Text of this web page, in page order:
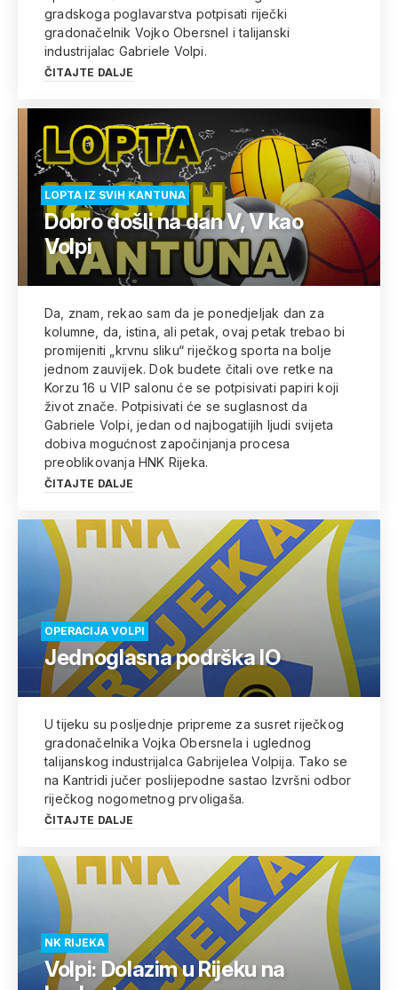
gradskoga poglavarstva potpisati riječki
gradonačelnik Vojko Obersnel i talijanski
industrijalac Gabriele Volpi.
ČITAJTE DALJE
LOPTA IZ SVIH KANTUNA
Dobro došli na dan V, V kao
Volpi
Da, znam, rekao sam da je ponedjeljak dan za
kolumne, da, istina, ali petak, ovaj petak trebao bi
promijeniti „krvnu sliku“ riječkog sporta na bolje
jednom zauvijek. Dok budete čitali ove retke na
Korzu 16 u VIP salonu će se potpisivati papiri koji
život znače. Potpisivati će se suglasnost da
Gabriele Volpi, jedan od najbogatijih ljudi svijeta
dobiva mogućnost započinjanja procesa
preoblikovanja HNK Rijeka.
ČITAJTE DALJE
OPERACIJA VOLPI
Jednoglasna podrška IO
U tijeku su posljednje pripreme za susret riječkog
gradonačelnika Vojka Obersnela i uglednog
talijanskog industrijalca Gabrijelea Volpija. Tako se
na Kantridi jučer poslijepodne sastao Izvršni odbor
riječkog nogometnog prvoligaša.
ČITAJTE DALJE
NK RIJEKA
Volpi: Dolazim u Rijeku na